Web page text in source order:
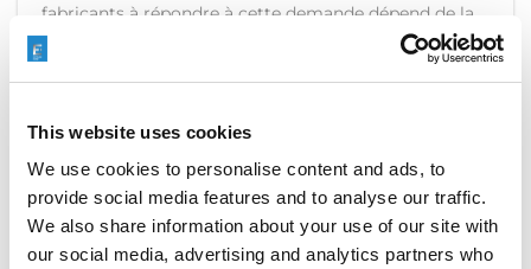
This website uses cookies
We use cookies to personalise content and ads, to
provide social media features and to analyse our traffic.
We also share information about your use of our site with
our social media, advertising and analytics partners who
fabricants à répondre à cette demande dépend de la
disponibilité du tissu soufflé par fusion. La
technologie Extrude Hone contribue à des
l’efficacité du processus de fabrication par fusion. Il
augmentant la disponibilité des masques.
READ MORE